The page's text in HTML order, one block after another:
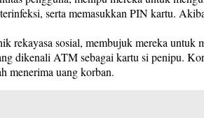
serta memasukkan PIN kartu.
sosial, membujuk mereka untuk
dikenali ATM sebagai kartu si penipu.
menerima uang korban.